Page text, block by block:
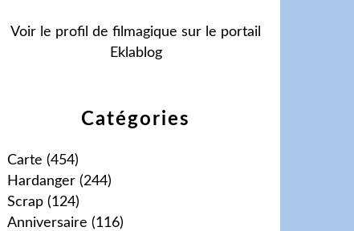
Catégories
Carte (454)
Hardanger (244)
Scrap (124)
Anniversaire (116)
Voir le profil de filmagique sur le portail
Eklablog